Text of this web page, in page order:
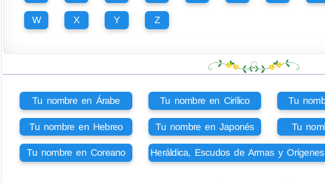
W X Y Z
Tu nombre en Árabe Tu nombre en Cirílico Tu
Tu nombre en Hebreo Tu nombre en Japonés Tu
Tu nombre en Coreano Heráldica, Escudos de Armas y